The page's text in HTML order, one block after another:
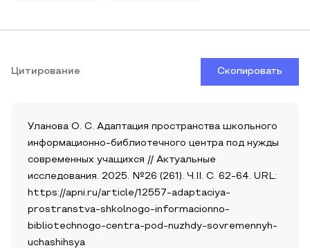
Цитирование Скопировать
Уланова О. С. Адаптация пространства школьного
информационно-библиотечного центра под нужды
современных учащихся // Актуальные
исследования. 2025. №26 (261). Ч.II. С. 62-64. URL:
https://apni.ru/article/12557-adaptaciya-
prostranstva-shkolnogo-informacionno-
bibliotechnogo-centra-pod-nuzhdy-sovremennyh-
uchashihsya